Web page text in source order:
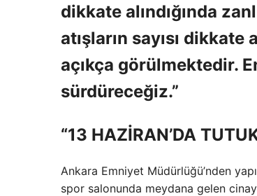
dikkate alındığında
atışların sayısı
açıkça görülmektedir.
sürdüreceğiz.”
“13 HAZİRAN’DA
Ankara Emniyet Müdürlüğü’nden
spor salonunda meydana gelen